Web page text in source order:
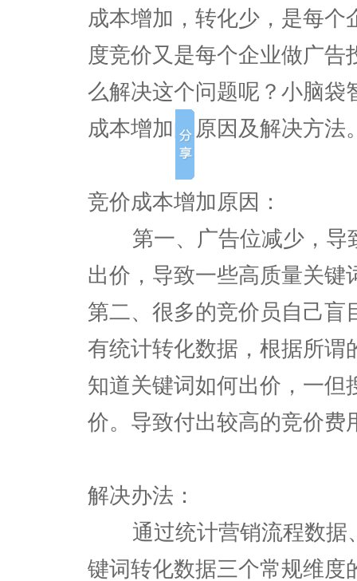
成本增加，转化少，是每
度竞价又是每个企业做广
么解决这个问题呢？小脑袋
成本增加的原因及解决方法
竞价成本增加原因：
第一、广告位减少，导
出价，导致一些高质量关键
第二、很多的竞价员自己盲
有统计转化数据，根据所谓
知道关键词如何出价，一但
价。导致付出较高的竞价费
解决办法：
通过统计营销流程数据
键词转化数据三个常规维度